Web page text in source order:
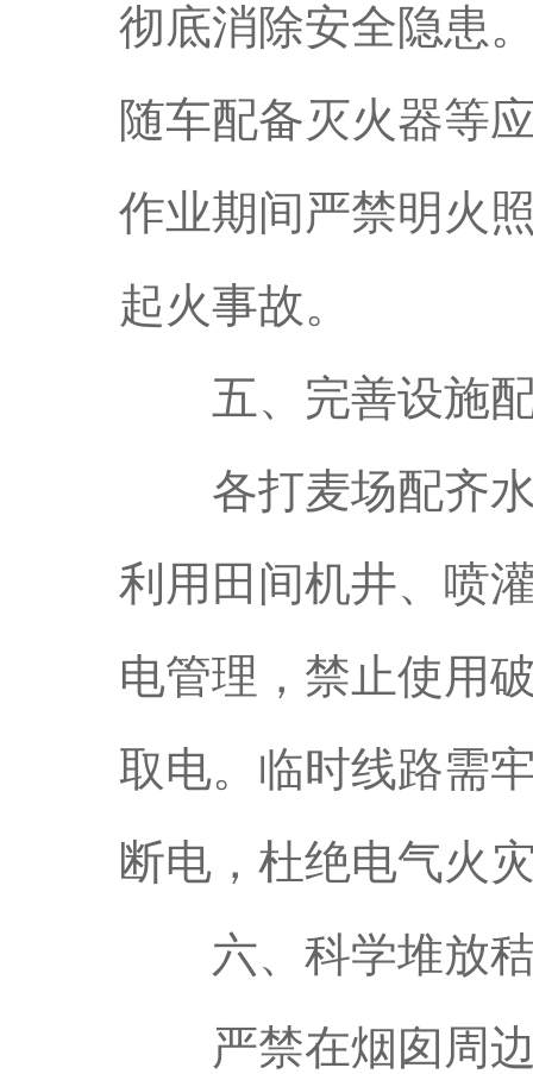
彻底消除安全隐患
随车配备灭火器等
作业期间严禁明火
起火事故。
五、完善设施配
各打麦场配齐水
利用田间机井、喷
电管理，禁止使用
取电。临时线路需
断电，杜绝电气火
六、科学堆放秸
严禁在烟囱周边